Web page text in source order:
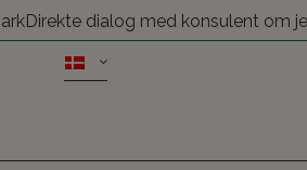
Direkte dialog med konsulent om